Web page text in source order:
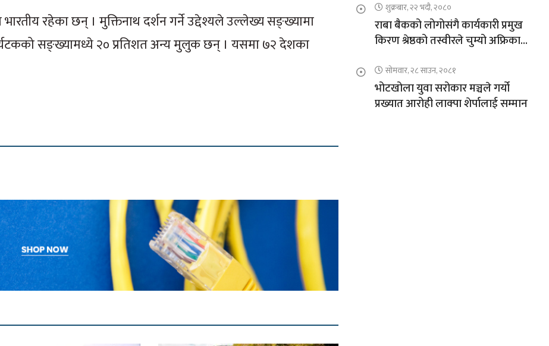
रहेका छन् । मुक्तिनाथ दर्शन गर्ने उद्देश्यले उल्लेख्य सङ्ख्यामा
सङ्ख्यामध्ये २० प्रतिशत अन्य मुलुक छन् । यसमा ७२ देशका
शुक्रबार, २२ भदौ, २०८०
राबा बैकको लोगोसंगै कार्यकारी प्रमुख
किरण श्रेष्ठको तस्वीरले चुम्यो अफ्रिकाको
सोमवार, २८ साउन, २०८१
भोटखोला युवा सरोकार मञ्चले गर्यो
प्रख्यात आरोही लाक्पा शेर्पालाई सम्मान